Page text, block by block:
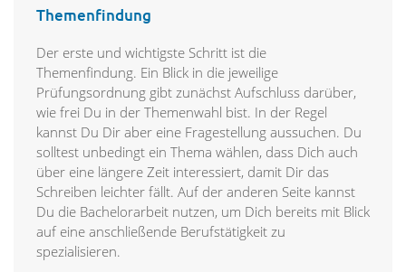
Themenfindung
Der erste und wichtigste Schritt ist die
Themenfindung. Ein Blick in die jeweilige
Prüfungsordnung gibt zunächst Aufschluss darüber,
wie frei Du in der Themenwahl bist. In der Regel
kannst Du Dir aber eine Fragestellung aussuchen. Du
solltest unbedingt ein Thema wählen, dass Dich auch
über eine längere Zeit interessiert, damit Dir das
Schreiben leichter fällt. Auf der anderen Seite kannst
Du die Bachelorarbeit nutzen, um Dich bereits mit Blick
auf eine anschließende Berufstätigkeit zu
spezialisieren.